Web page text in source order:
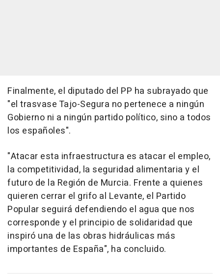
Finalmente, el diputado del PP ha subrayado que
"el trasvase Tajo-Segura no pertenece a ningún
Gobierno ni a ningún partido político, sino a todos
los españoles".
"Atacar esta infraestructura es atacar el empleo,
la competitividad, la seguridad alimentaria y el
futuro de la Región de Murcia. Frente a quienes
quieren cerrar el grifo al Levante, el Partido
Popular seguirá defendiendo el agua que nos
corresponde y el principio de solidaridad que
inspiró una de las obras hidráulicas más
importantes de España", ha concluido.